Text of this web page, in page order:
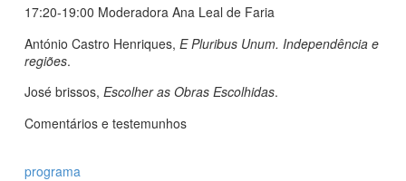
17:20-19:00 Moderadora Ana Leal de Faria
António Castro Henriques, E Pluribus Unum. Independência e
regiões.
José brissos, Escolher as Obras Escolhidas.
Comentários e testemunhos
programa